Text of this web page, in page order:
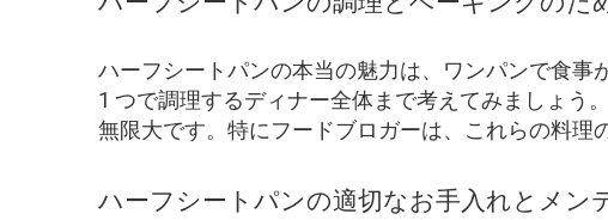
ハーフシートパンの本当の魅力は、ワンパンで食
1 つで調理するディナー全体まで考えてみましょう
無限大です。特にフードブロガーは、これらの料理
ハーフシートパンの適切なお手入れとメン